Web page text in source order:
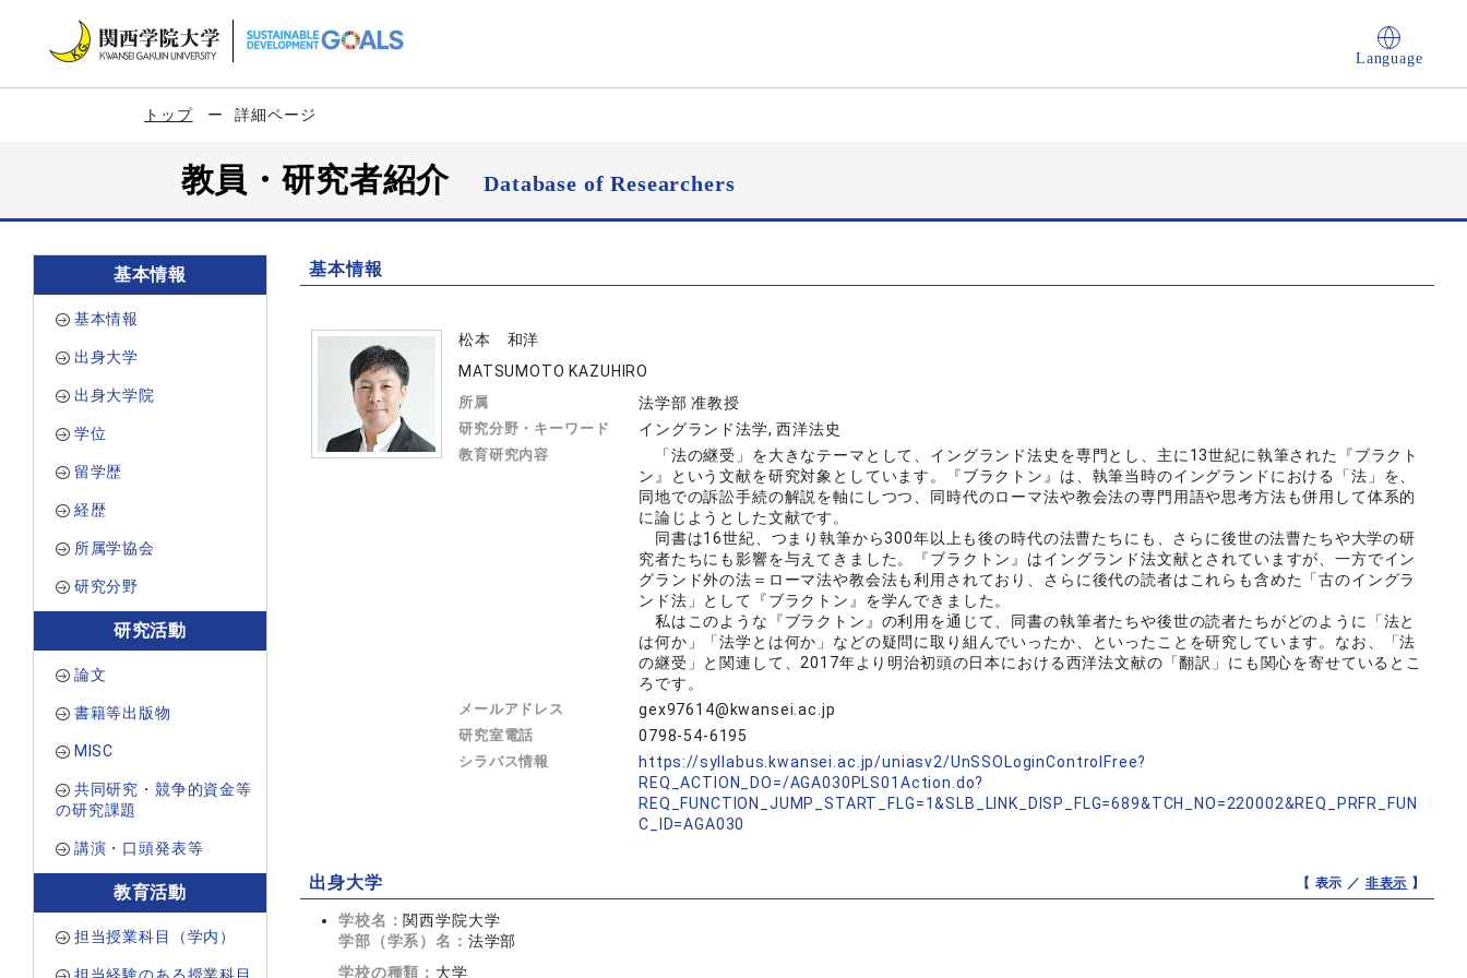
Language
トップ 詳細ページ
教員・研究者紹介Database of Researchers
基本情報
基本情報
出身大学
出身大学院
学位
留学歴
経歴
所属学協会
研究分野
研究活動
論文
書籍等出版物
MISC
共同研究・競争的資金等
の研究課題
講演・口頭発表等
教育活動
担当授業科目（学内）
基本情報
松本 和洋
MATSUMOTO KAZUHIRO
所属 法学部 准教授
研究分野・キーワード イングランド法学, 西洋法史
教育研究内容
「法の継受」を大きなテーマとして、イングランド法史を専門とし、主に13世紀に執筆された『ブラクト
ン』という文献を研究対象としています。『ブラクトン』は、執筆当時のイングランドにおける「法」を、
同地での訴訟手続の解説を軸にしつつ、同時代のローマ法や教会法の専門用語や思考方法も併用して体系的
に論じようとした文献です。
同書は16世紀、つまり執筆から300年以上も後の時代の法曹たちにも、さらに後世の法曹たちや大学の研
究者たちにも影響を与えてきました。『ブラクトン』はイングランド法文献とされていますが、一方でイン
グランド外の法＝ローマ法や教会法も利用されており、さらに後代の読者はこれらも含めた「古のイングラ
ンド法」として『ブラクトン』を学んできました。
私はこのような『ブラクトン』の利用を通じて、同書の執筆者たちや後世の読者たちがどのように「法と
は何か」「法学とは何か」などの疑問に取り組んでいったか、といったことを研究しています。なお、「法
の継受」と関連して、2017年より明治初頭の日本における西洋法文献の「翻訳」にも関心を寄せているとこ
ろです。
メールアドレス gex97614@kwansei.ac.jp
研究室電話 0798-54-6195
シラバス情報
https://syllabus.kwansei.ac.jp/uniasv2/UnSSOLoginControlFree?
REQ_ACTION_DO=/AGA030PLS01Action.do?
REQ_FUNCTION_JUMP_START_FLG=1&SLB_LINK_DISP_FLG=689&TCH_NO=220002&REQ_PRFR_FUN
C_ID=AGA030
出身大学 【 表示 ／ 非表示 】
学校名： 関西学院大学
学部（学系）名： 法学部
学校の種類： 大学